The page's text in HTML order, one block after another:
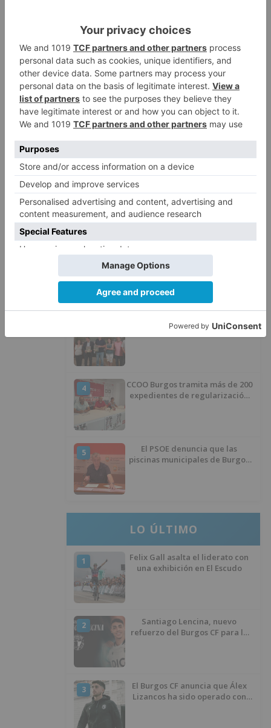
en aislamientos preventivo sin síntomas.
registra cuatro nuevos positivos
casos
confirmados pcr mismos
fallecidos
idénticas
altas
LO + VISTO
1
Barrio (PSOE) denuncia que la
apertura del Castillo responde a
“una foto” y no a la culminación
del proyecto
El poblado de El Encuentro de
Burgos a punto de culminar su
proceso de realojo
memoria del pueblo burgalés de
4
CCOO Burgos tramita más de 200
expedientes de regularización
5
El PSOE denuncia que las
piscinas municipales de Burgos
LO ÚLTIMO
1
Felix Gall asalta el liderato con
una exhibición en El Escudo
2
Santiago Lencina, nuevo
refuerzo del Burgos CF para la
3
El Burgos CF anuncia que Álex
Lizancos ha sido operado con